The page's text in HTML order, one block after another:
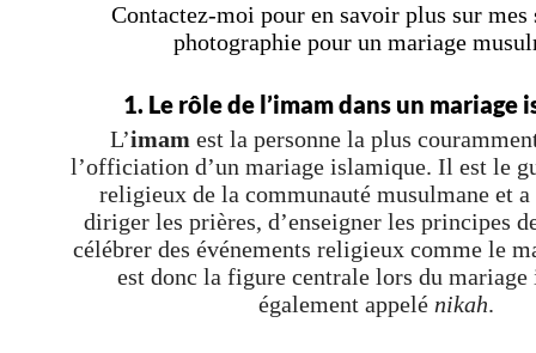
Contactez-moi pour en savoir plus sur mes
photographie pour un mariage
1. Le rôle de l’imam dans un mariage
L’imam est la personne la plus
l’officiation d’un mariage islamique. Il est le
religieux de la communauté musulmane et
diriger les prières, d’enseigner les principes
célébrer des événements religieux comme le
est donc la figure centrale lors du
également appelé nikah.